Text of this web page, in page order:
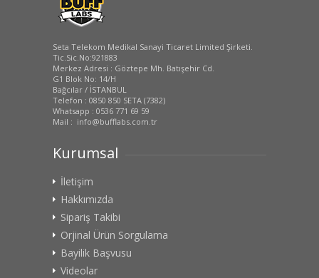
Seta Telekom Medikal Sanayi Ticaret Limited Şirketi.
Tic.Sic.No:921883
Merkez Adresi : Göztepe Mh. Batışehir Cd.
G1 Blok No: 14/H
Bağcılar / İSTANBUL
Telefon : 0850 850 SETA (7382)
Whatsapp : 0536 771 69 59
Mail : info@bufflabs.com.tr
Kurumsal
İletişim
Hakkımızda
Sipariş Takibi
Orjinal Ürün Sorgulama
Bayilik Başvusu
Videolar